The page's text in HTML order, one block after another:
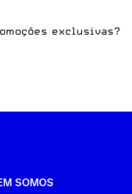
exclusivas?
SOMOS